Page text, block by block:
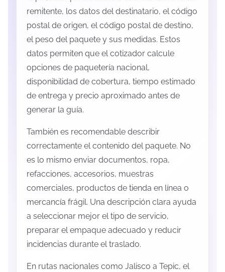
remitente, los datos del destinatario, el código
postal de origen, el código postal de destino,
el peso del paquete y sus medidas. Estos
datos permiten que el cotizador calcule
opciones de paquetería nacional,
disponibilidad de cobertura, tiempo estimado
de entrega y precio aproximado antes de
generar la guía.
También es recomendable describir
correctamente el contenido del paquete. No
es lo mismo enviar documentos, ropa,
refacciones, accesorios, muestras
comerciales, productos de tienda en línea o
mercancía frágil. Una descripción clara ayuda
a seleccionar mejor el tipo de servicio,
preparar el empaque adecuado y reducir
incidencias durante el traslado.
En rutas nacionales como Jalisco a Tepic, el